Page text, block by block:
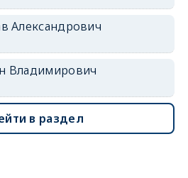
Александрович
Владимирович
в раздел